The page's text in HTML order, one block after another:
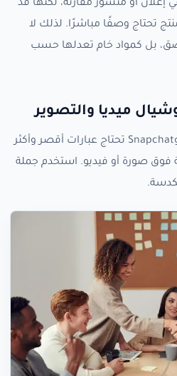
إعلان أو منشور مقارنة، لكنها قد
تحتاج وصفًا مباشرًا. لذلك لا
بل كمواد خام تعدلها حسب
ميديا والتصوير
منشورات Instagram وTikTok وSnapchat تحتاج عبارات أقصر وأكثر
فوق صورة أو فيديو. استخدم جملة